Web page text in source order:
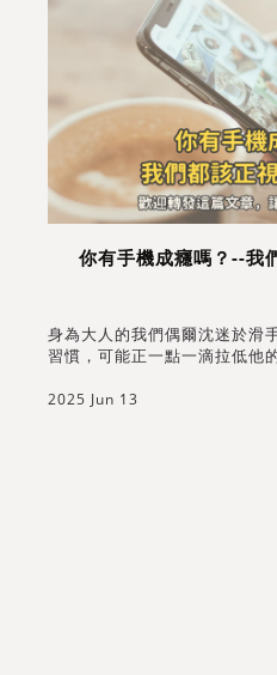
你有手機成癮嗎？--我
身為大人的我們偶爾沈迷於滑
習慣，可能正一點一滴拉低他
們從陪孩子「怎麼用手機」開
2025 Jun 13